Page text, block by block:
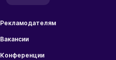
Рекламодателям
Вакансии
Конференции